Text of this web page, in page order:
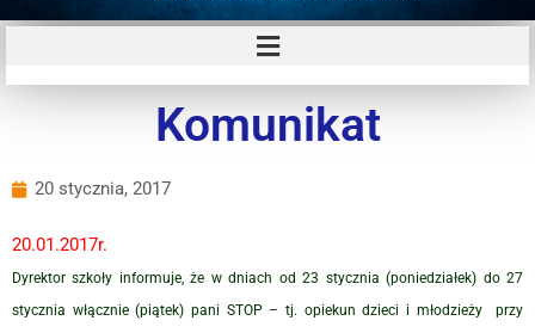
Komunikat
20 stycznia, 2017
20.01.2017r.
Dyrektor szkoły informuje, że w dniach od 23 stycznia (poniedziałek) do 27
stycznia włącznie (piątek) pani STOP – tj. opiekun dzieci i młodzieży przy